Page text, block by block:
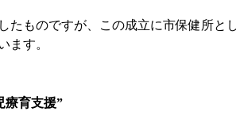
たものですが、この成立に市保健所と
ます。
療育支援”